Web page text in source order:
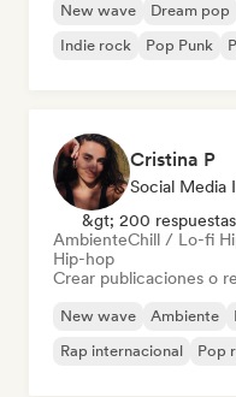
New wave Dream pop
Indie rock
Pop Punk
Cristina P
Social Media
&gt; 200
AmbienteChill / Lo-fi
Hip-hop
Crear publicaciones o
New wave Ambiente
Rap internacional
Pop